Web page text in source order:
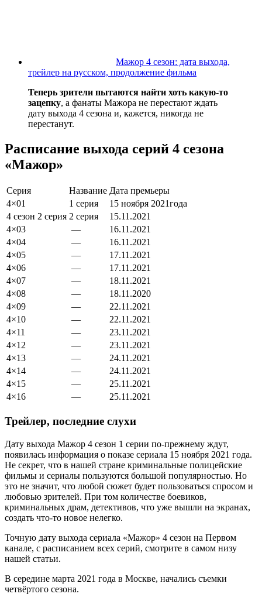
Мажор 4 сезон: дата выхода,
трейлер на русском, продолжение фильма
Теперь зрители пытаются найти хоть какую-то
зацепку, а фанаты Мажора не перестают ждать
дату выхода 4 сезона и, кажется, никогда не
перестанут.
Расписание выхода серий 4 сезона
«Мажор»
Серия Название Дата премьеры
4×01
1 серия 15 ноября 2021года
4 сезон 2 серия 2 серия 15.11.2021
4×03
— 16.11.2021
4×04
— 16.11.2021
4×05
— 17.11.2021
4×06
— 17.11.2021
4×07
— 18.11.2021
4×08
— 18.11.2020
4×09
— 22.11.2021
4×10
— 22.11.2021
4×11
— 23.11.2021
4×12
— 23.11.2021
4×13
— 24.11.2021
4×14
— 24.11.2021
4×15
— 25.11.2021
4×16
— 25.11.2021
Трейлер, последние слухи
Дату выхода Мажор 4 сезон 1 серии по-прежнему ждут,
появилась информация о показе сериала 15 ноября 2021 года.
Не секрет, что в нашей стране криминальные полицейские
фильмы и сериалы пользуются большой популярностью. Но
это не значит, что любой сюжет будет пользоваться спросом и
любовью зрителей. При том количестве боевиков,
криминальных драм, детективов, что уже вышли на экранах,
создать что-то новое нелегко.
Точную дату выхода сериала «Мажор» 4 сезон на Первом
канале, с расписанием всех серий, смотрите в самом низу
нашей статьи.
В середине марта 2021 года в Москве, начались съемки
четвёртого сезона.